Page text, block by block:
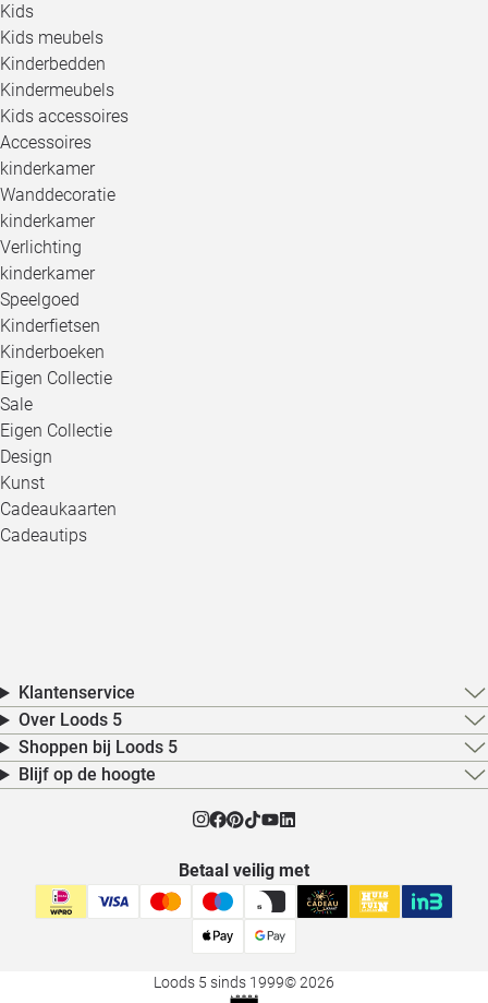
Kids
Kids meubels
Kinderbedden
Kindermeubels
Kids accessoires
Accessoires
kinderkamer
Wanddecoratie
kinderkamer
Verlichting
kinderkamer
Speelgoed
Kinderfietsen
Kinderboeken
Eigen Collectie
Sale
Eigen Collectie
Design
Kunst
Cadeaukaarten
Cadeautips
Klantenservice
Over Loods 5
Shoppen bij Loods 5
Blijf op de hoogte
Betaal veilig met
Loods 5 sinds 1999© 2026